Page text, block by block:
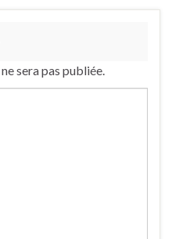
sera pas publiée.